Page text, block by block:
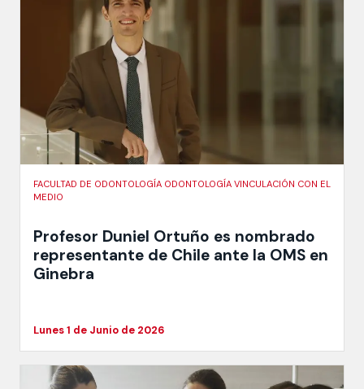
FACULTAD DE ODONTOLOGÍA ODONTOLOGÍA VINCULACIÓN CON EL
MEDIO
Profesor Duniel Ortuño es nombrado
representante de Chile ante la OMS en
Ginebra
Lunes 1 de Junio de 2026